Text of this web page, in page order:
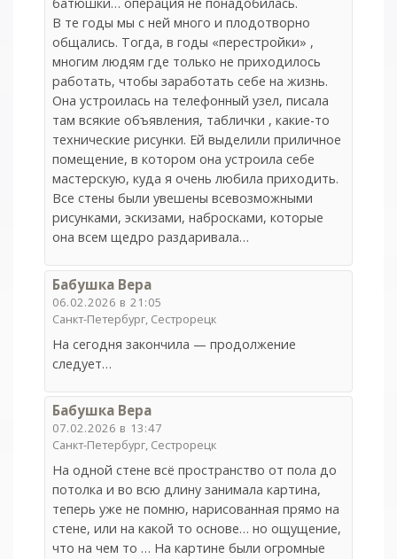
В те годы мы с ней много и плодотворно
общались. Тогда, в годы «перестройки» ,
многим людям где только не приходилось
работать, чтобы заработать себе на жизнь.
Она устроилась на телефонный узел, писала
там всякие объявления, таблички , какие-то
технические рисунки. Ей выделили приличное
помещение, в котором она устроила себе
мастерскую, куда я очень любила приходить.
Все стены были увешены всевозможными
рисунками, эскизами, набросками, которые
она всем щедро раздаривала…
Бабушка Вера
06.02.2026 в 21:05
Санкт-Петербург, Сестрорецк
На сегодня закончила — продолжение
следует…
Бабушка Вера
07.02.2026 в 13:47
Санкт-Петербург, Сестрорецк
На одной стене всё пространство от пола до
потолка и во всю длину занимала картина,
теперь уже не помню, нарисованная прямо на
стене, или на какой то основе… но ощущение,
что на чем то … На картине были огромные